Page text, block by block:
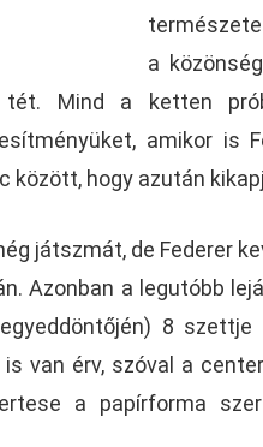
a
Mind a ketten
amikor is
között, hogy azután
játszmát, de Federer
Azonban a legutóbb
8
van érv, szóval a
a papírforma